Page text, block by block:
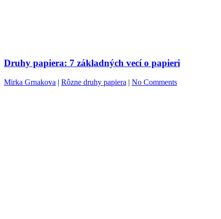
Druhy papiera: 7 základných vecí o papieri
Mirka Grnakova | Rôzne druhy papiera | No Comments